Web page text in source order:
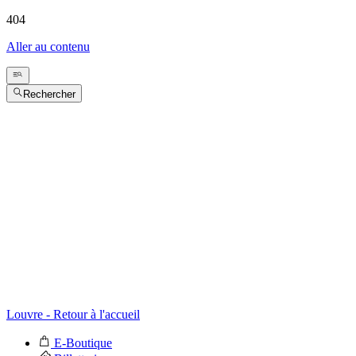
404
Aller au contenu
Rechercher
Louvre - Retour à l'accueil
E-Boutique